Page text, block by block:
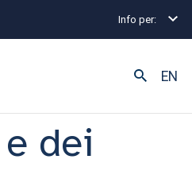
Info per:
EN
dello sviluppo e dei
dello
dei